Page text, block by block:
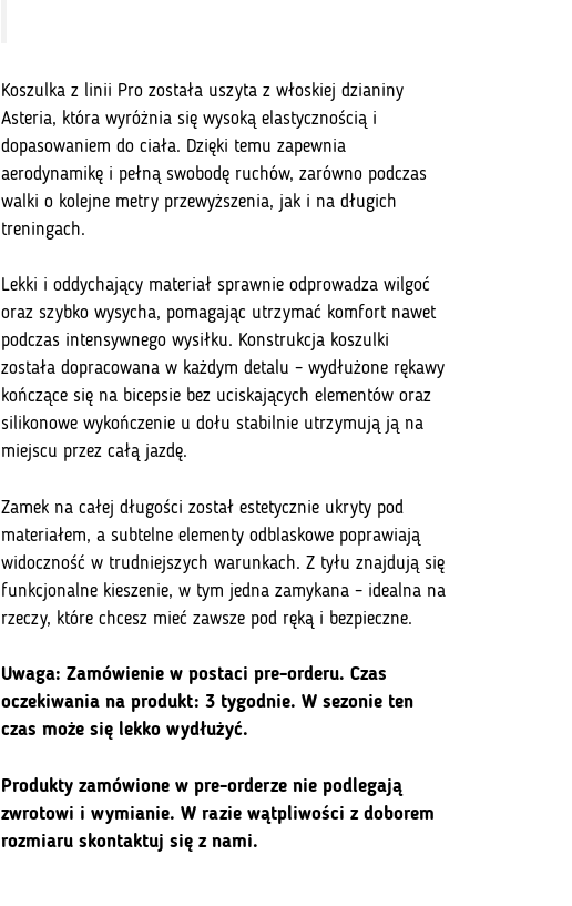
Koszulka z linii Pro została uszyta z włoskiej dzianiny
Asteria, która wyróżnia się wysoką elastycznością i
dopasowaniem do ciała. Dzięki temu zapewnia
aerodynamikę i pełną swobodę ruchów, zarówno podczas
walki o kolejne metry przewyższenia, jak i na długich
treningach.
Lekki i oddychający materiał sprawnie odprowadza wilgoć
oraz szybko wysycha, pomagając utrzymać komfort nawet
podczas intensywnego wysiłku. Konstrukcja koszulki
została dopracowana w każdym detalu – wydłużone rękawy
kończące się na bicepsie bez uciskających elementów oraz
silikonowe wykończenie u dołu stabilnie utrzymują ją na
miejscu przez całą jazdę.
Zamek na całej długości został estetycznie ukryty pod
materiałem, a subtelne elementy odblaskowe poprawiają
widoczność w trudniejszych warunkach. Z tyłu znajdują się
funkcjonalne kieszenie, w tym jedna zamykana – idealna na
rzeczy, które chcesz mieć zawsze pod ręką i bezpieczne.
Uwaga: Zamówienie w postaci pre-orderu. Czas
oczekiwania na produkt: 3 tygodnie. W sezonie ten
czas może się lekko wydłużyć.
Produkty zamówione w pre-orderze nie podlegają
zwrotowi i wymianie. W razie wątpliwości z doborem
rozmiaru skontaktuj się z nami.